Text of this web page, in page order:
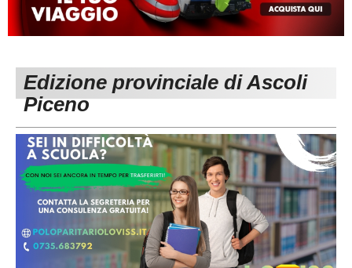
MACERATA
Carica la tua Rosa
ECCELLENZA
1^ CATEGORIA
3^ CATEGORIA
GIOVANILI
REGIONALI
Edizione provinciale di Ascoli
Piceno